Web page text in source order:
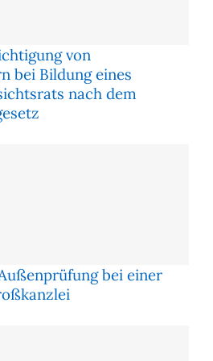
von
bei Bildung eines
nach dem
bei einer